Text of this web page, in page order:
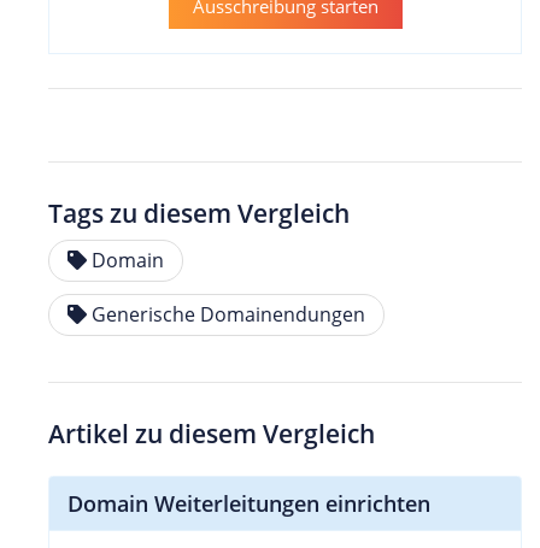
Ausschreibung starten
Tags zu diesem Vergleich
Domain
Generische Domainendungen
Artikel zu diesem Vergleich
Domain Weiterleitungen einrichten